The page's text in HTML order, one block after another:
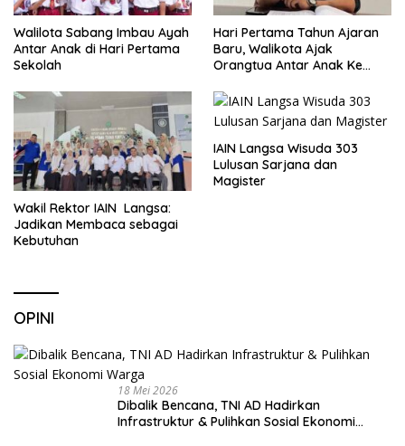
Walilota Sabang Imbau Ayah
Antar Anak di Hari Pertama
Sekolah
Hari Pertama Tahun Ajaran
Baru, Walikota Ajak
Orangtua Antar Anak Ke
Wakil Rektor IAIN Langsa:
Jadikan Membaca sebagai
Kebutuhan
IAIN Langsa Wisuda 303
Lulusan Sarjana dan
Magister
OPINI
18 Mei 2026
Dibalik Bencana, TNI AD Hadirkan
Infrastruktur & Pulihkan Sosial Ekonomi